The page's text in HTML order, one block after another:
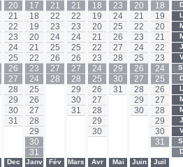
20
21
22
23
24
25
26
27
28
29
30
31
Dec
17
18
19
20
21
22
23
24
25
26
27
28
29
30
31
Janv
21
22
23
24
25
26
27
28
Fév
21
22
23
24
25
26
27
28
29
30
31
Mars
18
19
20
21
22
23
24
25
26
27
28
29
30
Avr
23
24
25
26
27
28
29
30
31
Mai
20
21
22
23
24
25
26
27
28
29
30
Juin
18
19
20
21
22
23
24
25
26
27
28
29
30
31
Juil